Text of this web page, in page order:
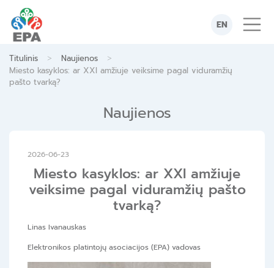
content
EN
Titulinis > Naujienos >
Miesto kasyklos: ar XXI amžiuje veiksime pagal viduramžių
pašto tvarką?
Naujienos
2026-06-23
Miesto kasyklos: ar XXI amžiuje
veiksime pagal viduramžių pašto
tvarką?
Linas Ivanauskas
Elektronikos platintojų asociacijos (EPA) vadovas